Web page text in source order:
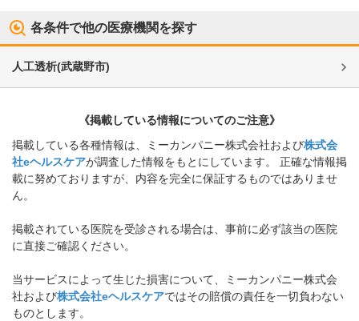
各条件で他の医療機関を探す
人工透析(武蔵野市)
《掲載している情報についてのご注意》
掲載している各種情報は、ミーカンパニー株式会社および株式会
社eヘルスケアが調査した情報をもとにしています。 正確な情報掲
載に努めておりますが、内容を完全に保証するものではありませ
ん。
掲載されている医院を受診される場合は、事前に必ず該当の医院
に直接ご確認ください。
当サービスによって生じた損害について、ミーカンパニー株式会
社および株式会社eヘルスケアではその賠償の責任を一切負わない
ものとします。